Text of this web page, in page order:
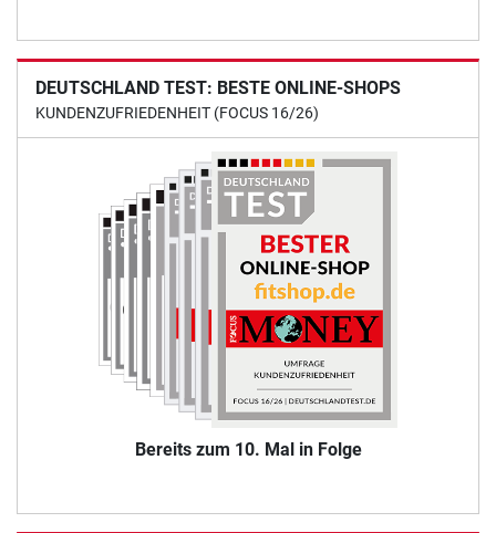
DEUTSCHLAND TEST: BESTE ONLINE-SHOPS
KUNDENZUFRIEDENHEIT (FOCUS 16/26)
Bereits zum 10. Mal in Folge